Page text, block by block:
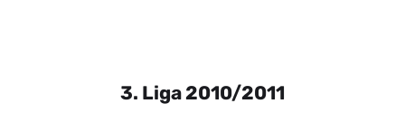
3. Liga 2010/2011